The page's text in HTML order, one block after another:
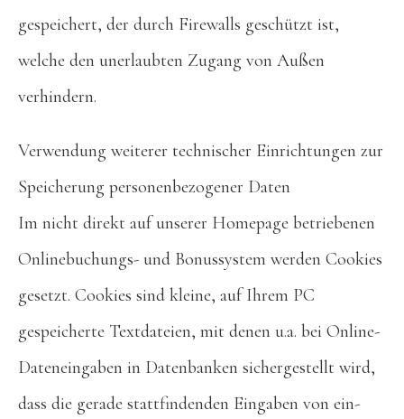
gespeichert, der durch Firewalls geschützt ist,
welche den unerlaubten Zugang von Außen
verhindern.
Verwendung weiterer technischer Einrichtungen zur
Speicherung personenbezogener Daten
Im nicht direkt auf unserer Homepage betriebenen
Onlinebuchungs- und Bonussystem werden Cookies
gesetzt. Cookies sind kleine, auf Ihrem PC
gespeicherte Textdateien, mit denen u.a. bei Online-
Dateneingaben in Datenbanken sichergestellt wird,
dass die gerade stattfindenden Eingaben von ein-